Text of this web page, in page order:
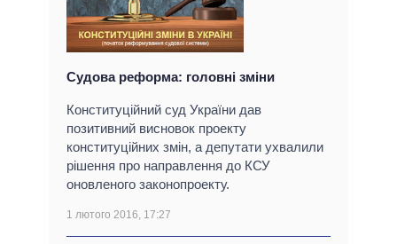
Судова реформа: головні зміни
Конституційний суд України дав
позитивний висновок проекту
конституційних змін, а депутати ухвалили
рішення про направлення до КСУ
оновленого законопроекту.
1 лютого 2016, 17:27